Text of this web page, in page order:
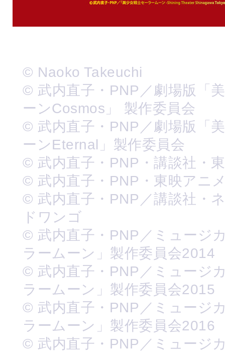
© Naoko Takeuchi
© 武内直子・PNP／劇場版「
ーンCosmos」 製作委員会
© 武内直子・PNP／劇場版「
ーンEternal」製作委員会
© 武内直子・PNP・講談社・
© 武内直子・PNP・東映アニ
© 武内直子・PNP／講談社・
ドワンゴ
© 武内直子・PNP／ミュージ
ラームーン」製作委員会2014
© 武内直子・PNP／ミュージ
ラームーン」製作委員会2015
© 武内直子・PNP／ミュージ
ラームーン」製作委員会2016
© 武内直子・PNP／ミュージ